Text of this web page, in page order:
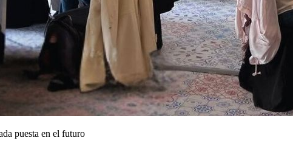
puesta en el futuro